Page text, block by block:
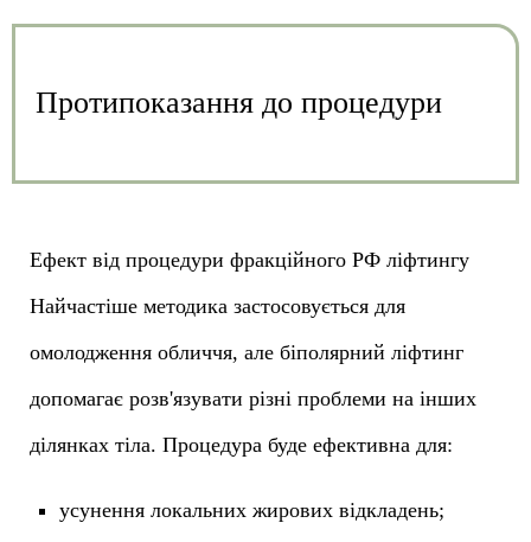
Протипоказання до процедури
Ефект від процедури фракційного РФ ліфтингу
Найчастіше методика застосовується для
омолодження обличчя, але біполярний ліфтинг
допомагає розв'язувати різні проблеми на інших
ділянках тіла. Процедура буде ефективна для:
усунення локальних жирових відкладень;